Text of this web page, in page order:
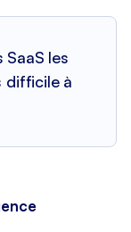
les
difficile à